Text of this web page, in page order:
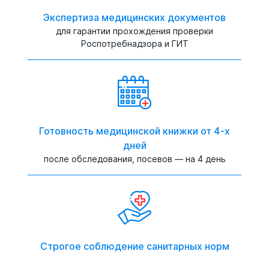
Экспертиза медицинских документов
для гарантии прохождения проверки
Роспотребнадзора и ГИТ
Готовность медицинской книжки от 4-х
дней
после обследования, посевов — на 4 день
Строгое соблюдение санитарных норм